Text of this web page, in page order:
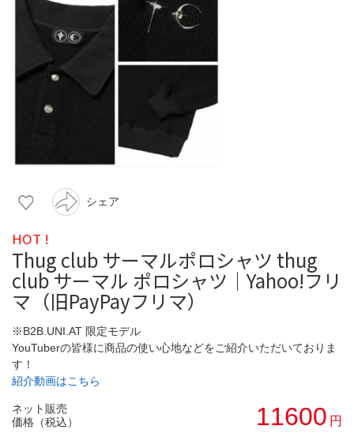
シェア
HOT !
Thug club サーマルポロシャツ thug
club サーマル ポロシャツ｜Yahoo!フリ
マ（旧PayPayフリマ）
※B2B.UNI.AT 限定モデル
YouTuberの皆様に商品の使い心地などをご紹介いただいておりま
す！
紹介動画はこちら
ネット販売
価格（税込）
11600 円